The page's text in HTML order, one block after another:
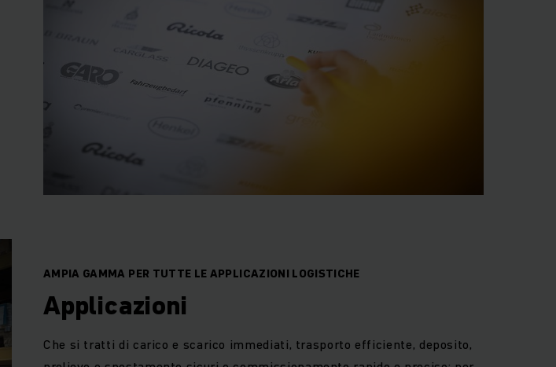
AMPIA GAMMA PER TUTTE LE APPLICAZIONI LOGISTICHE
Applicazioni
Che si tratti di carico e scarico immediati, trasporto efficiente, deposito,